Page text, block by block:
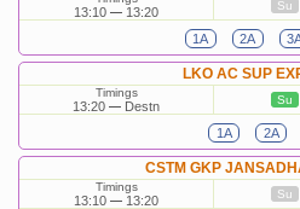
13:10 13:20 Su
1A 2A
LKO AC SUP
Timings
13:20 Destn Su
1A 2A
CSTM GKP
Timings
13:10 13:20 Su